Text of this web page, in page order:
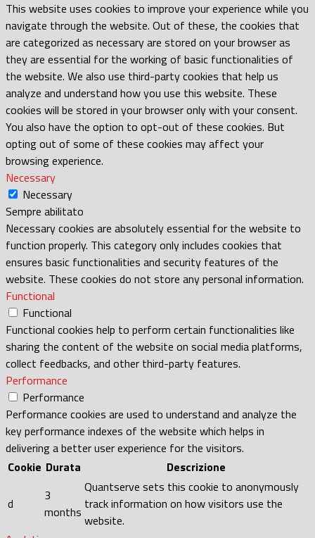
This website uses cookies to improve your experience while you
navigate through the website. Out of these, the cookies that
are categorized as necessary are stored on your browser as
they are essential for the working of basic functionalities of
the website. We also use third-party cookies that help us
analyze and understand how you use this website. These
cookies will be stored in your browser only with your consent.
You also have the option to opt-out of these cookies. But
opting out of some of these cookies may affect your
browsing experience.
Necessary
Necessary
Sempre abilitato
Necessary cookies are absolutely essential for the website to
function properly. This category only includes cookies that
ensures basic functionalities and security features of the
website. These cookies do not store any personal information.
Functional
Functional
Functional cookies help to perform certain functionalities like
sharing the content of the website on social media platforms,
collect feedbacks, and other third-party features.
Performance
Performance
Performance cookies are used to understand and analyze the
key performance indexes of the website which helps in
delivering a better user experience for the visitors.
Cookie Durata Descrizione
d
3
months
Quantserve sets this cookie to anonymously
track information on how visitors use the
website.